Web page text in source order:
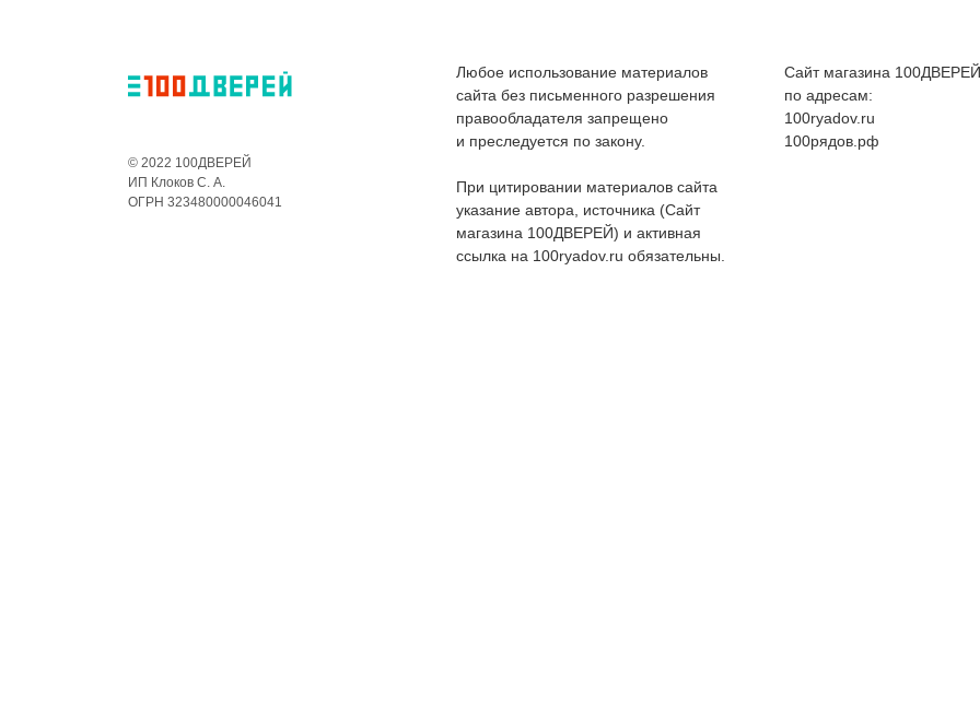
© 2022 100ДВЕРЕЙ
ИП Клоков С. А.
ОГРН 323480000046041
Любое использование материалов
сайта без письменного разрешения
правообладателя запрещено
и преследуется по закону.
При цитировании материалов сайта
указание автора, источника (Сайт
магазина 100ДВЕРЕЙ) и активная
ссылка на 100ryadov.ru обязательны.
Сайт магазина
по адресам:
100ryadov.ru
100рядов.рф